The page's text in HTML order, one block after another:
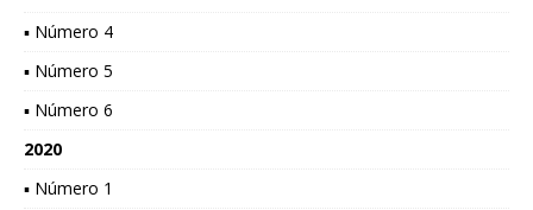
▪ Número 4
▪ Número 5
▪ Número 6
2020
▪ Número 1